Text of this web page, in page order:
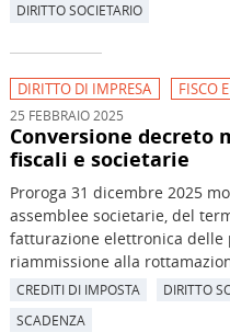
DIRITTO SOCIETARIO
DIRITTO DI IMPRESA FISCO
25 FEBBRAIO 2025
Conversione decreto
fiscali e societarie
Proroga 31 dicembre 2025
assemblee societarie, del
fatturazione elettronica delle
riammissione alla
CREDITI DI IMPOSTA DIRITTO
SCADENZA